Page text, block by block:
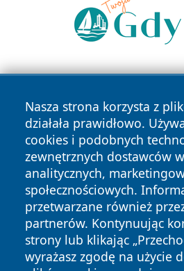
Nasza strona korzysta z
działała prawidłowo.
cookies i podobnych
zewnętrznych dostawców
analitycznych,
społecznościowych.
przetwarzane również
partnerów. Kontynuując
strony lub klikając
wyrażasz zgodę na użycie
Copyright © 2026
zastrzeżone.
News Autorzy
Polityka
Prywatności